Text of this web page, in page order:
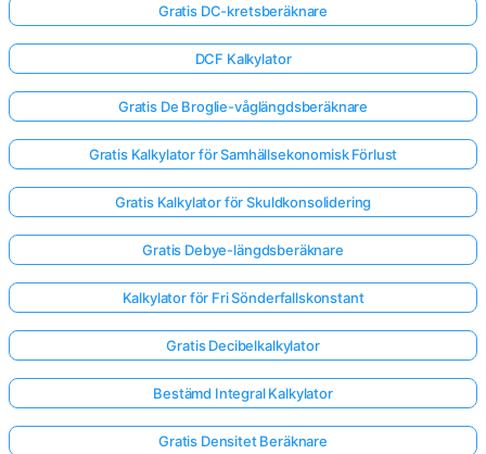
Gratis DC-kretsberäknare
DCF Kalkylator
Gratis De Broglie-våglängdsberäknare
Gratis Kalkylator för Samhällsekonomisk Förlust
Gratis Kalkylator för Skuldkonsolidering
Gratis Debye-längdsberäknare
Kalkylator för Fri Sönderfallskonstant
Gratis Decibelkalkylator
Bestämd Integral Kalkylator
Gratis Densitet Beräknare